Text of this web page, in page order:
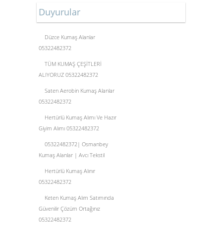
Duyurular
Düzce Kumaş Alanlar
05322482372
TÜM KUMAŞ ÇEŞİTLERİ
ALIYORUZ 05322482372
Saten Aerobin Kumaş Alanlar
05322482372
Hertürlü Kumaş Alımı Ve Hazır
Giyim Alımı 05322482372
05322482372| Osmanbey
Kumaş Alanlar | Avcı Tekstil
Hertürlü Kumaş Alınır
05322482372
Keten Kumaş Alım Satımında
Güvenilir Çözüm Ortağınız
05322482372